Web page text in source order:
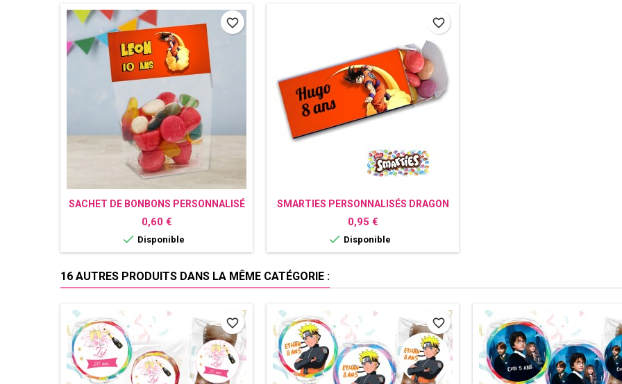
SACHET DE BONBONS PERSONNALISÉ
DRAGON BALL Z
Prix
0,60 €
 Disponible
favorite_border
SMARTIES PERSONNALISÉS DRAGON
BALL Z
Prix
0,95 €
 Disponible
favorite_border
16 AUTRES PRODUITS DANS LA MÊME CATÉGORIE :
favorite_border favorite_border